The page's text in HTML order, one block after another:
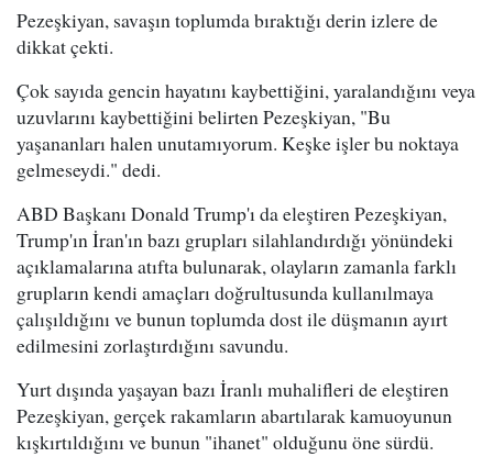
Pezeşkiyan, savaşın toplumda bıraktığı derin izlere de
dikkat çekti.
Çok sayıda gencin hayatını kaybettiğini, yaralandığını veya
uzuvlarını kaybettiğini belirten Pezeşkiyan, "Bu
yaşananları halen unutamıyorum. Keşke işler bu noktaya
gelmeseydi." dedi.
ABD Başkanı Donald Trump'ı da eleştiren Pezeşkiyan,
Trump'ın İran'ın bazı grupları silahlandırdığı yönündeki
açıklamalarına atıfta bulunarak, olayların zamanla farklı
grupların kendi amaçları doğrultusunda kullanılmaya
çalışıldığını ve bunun toplumda dost ile düşmanın ayırt
edilmesini zorlaştırdığını savundu.
Yurt dışında yaşayan bazı İranlı muhalifleri de eleştiren
Pezeşkiyan, gerçek rakamların abartılarak kamuoyunun
kışkırtıldığını ve bunun "ihanet" olduğunu öne sürdü.